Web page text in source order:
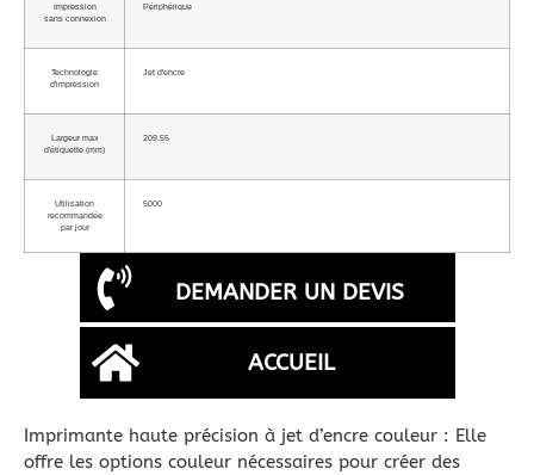
Impression
sans connexion
Périphérique
Technologie
d'impression
Jet d'encre
Largeur max
d'étiquette (mm)
209.55
Utilisation
recommandée
par jour
5000
DEMANDER UN DEVIS
ACCUEIL
Imprimante haute précision à jet d’encre couleur : Elle
offre les options couleur nécessaires pour créer des